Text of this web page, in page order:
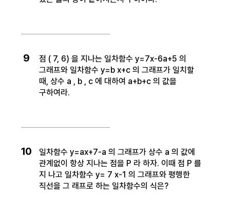
9
점 ( 7, 6) 을 지나는 일차함수 y=7x-6a+5 의
그래프와 일차함수 y=b x+c 의 그래프가 일치할
때, 상수 a , b , c 에 대하여 a+b+c 의 값을
구하여라.
10
일차함수 y=ax+7-a 의 그래프가 상수 a 의 값에
관계없이 항상 지나는 점을 P 라 하자. 이때 점 P 를
지 나고 일차함수 y= 7 x-1 의 그래프와 평행한
직선을 그 래프로 하는 일차함수의 식은?